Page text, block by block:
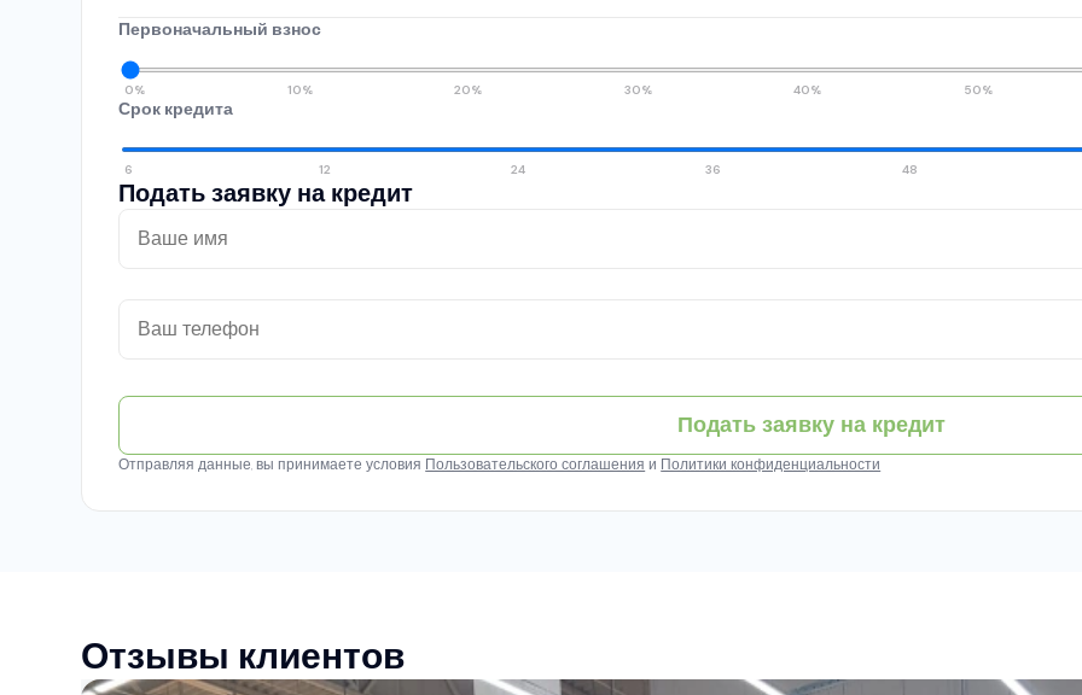
Первоначальный взнос
0% 10% 20% 30% 40% 50%
Срок кредита
6 12 24 36 48
Подать заявку на кредит
Подать заявку на кредит
Отправляя данные, вы принимаете условия Пользовательского соглашения и Политики конфиденциальности
Отзывы клиентов